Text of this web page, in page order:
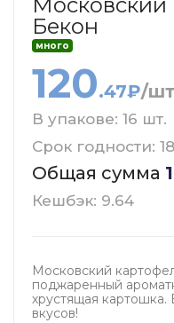
Бекон
много
120.47₽/шт
В упакове: 16 шт.
Срок годности:
Общая сумма
Кешбэк: 9.64
Московский
поджаренный
хрустящая
вкусов!